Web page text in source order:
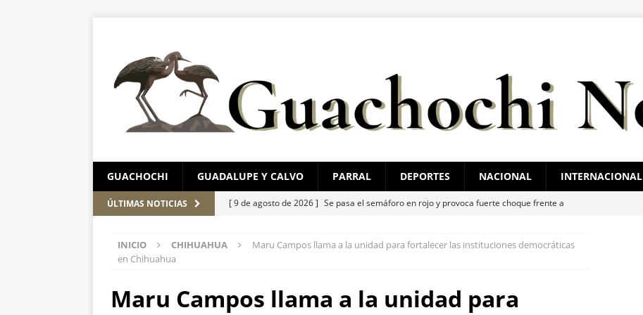
GUACHOCHI GUADALUPE Y CALVO PARRAL DEPORTES NACIONAL INTERNACIONAL
ÚLTIMAS NOTICIAS [ 9 de agosto de 2026 ] Se pasa el semáforo en rojo y provoca fuerte choque frente a
[ 9 de agosto de 2026 ] (VIDEOS) Termina en tragedia con jinete herido de gravedad el
[ 9 de agosto de 2026 ] Bonilla reúne a operadores de agua de 32 municipios de
INICIO CHIHUAHUA
Maru Campos llama a la unidad para fortalecer las instituciones democráticas
en Chihuahua
Maru Campos llama a la unidad para